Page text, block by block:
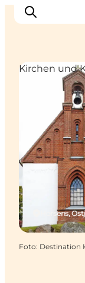
Erlebnisse
Städte
Camping
Horsens,
Kirchen und
Foto: Destination